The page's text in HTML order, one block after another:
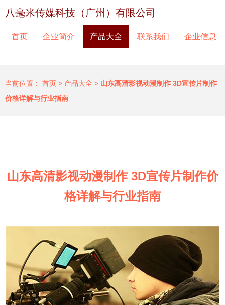
八毫米传媒科技（广州）有限公司
首页 企业简介 产品大全 联系我们 企业信息
当前位置： 首页 > 产品大全 > 山东高清影视动漫制作 3D宣传片制作
价格详解与行业指南
山东高清影视动漫制作 3D宣传片制作价
格详解与行业指南